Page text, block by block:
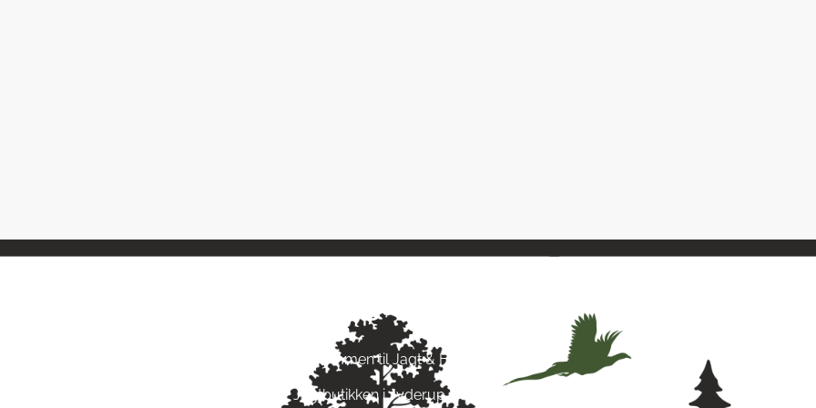
Om Jagt & Hund
Velkommen til Jagt & Hund
Jagtbutikken i Jyderup